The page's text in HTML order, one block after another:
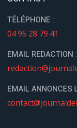
TÉLÉPHONE :
04 95 28 79 41
EMAIL REDACTION :
EMAIL ANNONCES